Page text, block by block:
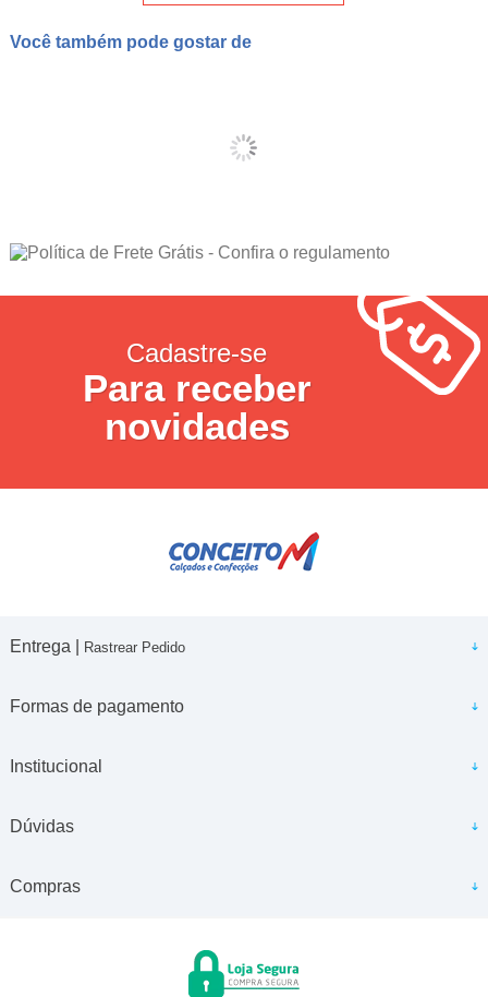
Você também pode gostar de
Cadastre-se
Para receber
novidades
Entrega | Rastrear Pedido
Formas de pagamento
Institucional
Dúvidas
Compras